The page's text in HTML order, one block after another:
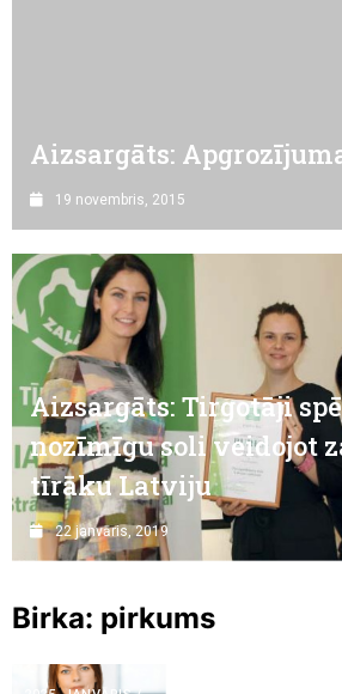
Aizsargāts:
19 novembris, 2015
Aizsargāts: Tirgotāji
nozīmīgu soli veidojot
tīrāku Latviju
22 janvāris, 2019
Birka: pirkums